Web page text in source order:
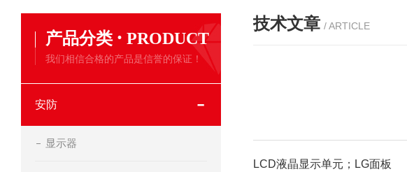
产品分类 · PRODUCT
我们相信合格的产品是信誉的保证！
安防
显示器
技术文章 / ARTICLE
LCD液晶显示单元；LG面板